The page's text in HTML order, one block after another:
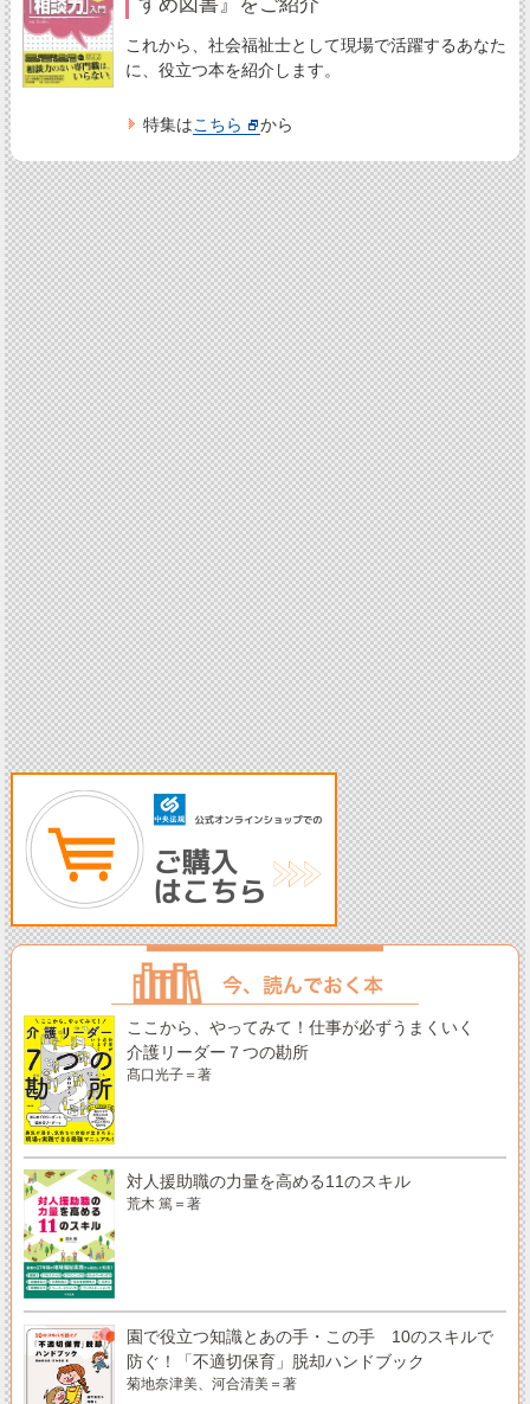
これから、社会福祉士として現場で活躍するあなた
に、役立つ本を紹介します。
特集はこちら から
ここから、やってみて！仕事が必ずうまくいく
介護リーダー７つの勘所
髙口光子＝著
対人援助職の力量を高める11のスキル
荒木 篤＝著
園で役立つ知識とあの手・この手 10のスキルで
防ぐ！「不適切保育」脱却ハンドブック
菊地奈津美、河合清美＝著